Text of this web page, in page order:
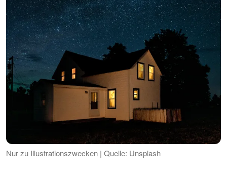
Nur zu Illustrationszwecken | Quelle: Unsplash